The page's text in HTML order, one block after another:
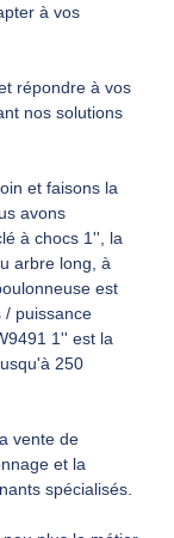
à vos
répondre à vos
nos solutions
et faisons la
avons
à chocs 1'', la
arbre long, à
est
/ puissance
1'' est la
250
vente de
et la
spécialisés.